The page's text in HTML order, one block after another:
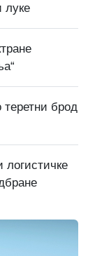
луке
теретни брод
логистичке